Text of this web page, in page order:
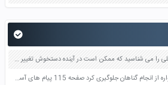
آیا در رشته معماری کامپیوتر شغلی را می شناسید که ممکن است در آینده دستخوش تغییر گردد صفحه 46 کاربرد فناوری های نوین یازدهم
آیا با این شیوه ها می توان همواره از انجام گناهان جلوگیری کرد صفحه 115 پیام های آسمان نهم